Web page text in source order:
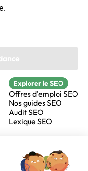
Explorer le SEO
Offres d'emploi SEO
Nos guides SEO
Audit SEO
Lexique SEO